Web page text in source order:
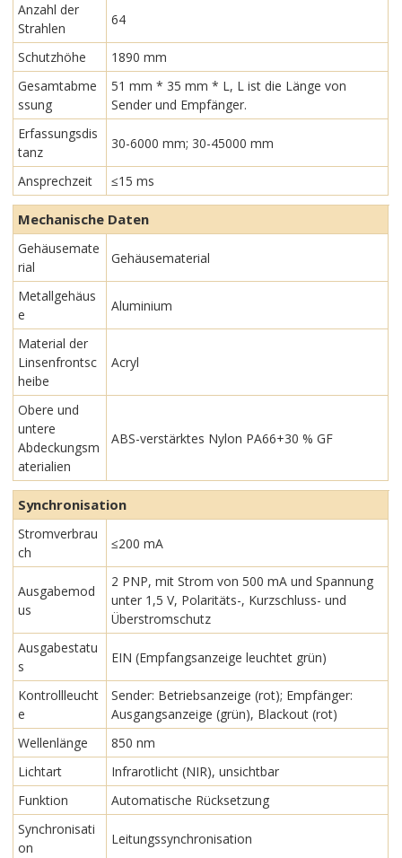
Anzahl der
Strahlen
64
Schutzhöhe
1890 mm
Gesamtabme
ssung
51 mm * 35 mm * L, L ist die Länge von
Sender und Empfänger.
Erfassungsdis
tanz
30-6000 mm; 30-45000 mm
Ansprechzeit ≤15 ms
Mechanische Daten
Gehäusemate
rial
Gehäusematerial
Metallgehäus
e
Aluminium
Material der
Linsenfrontsc
heibe
Acryl
Obere und
untere
Abdeckungsm
aterialien
ABS-verstärktes Nylon PA66+30 % GF
Synchronisation
Stromverbrau
ch
≤200 mA
Ausgabemod
us
2 PNP, mit Strom von 500 mA und Spannung
unter 1,5 V, Polaritäts-, Kurzschluss- und
Überstromschutz
Ausgabestatu
s
EIN (Empfangsanzeige leuchtet grün)
Kontrollleucht
e
Sender: Betriebsanzeige (rot); Empfänger:
Ausgangsanzeige (grün), Blackout (rot)
Wellenlänge
850 nm
Lichtart
Infrarotlicht (NIR), unsichtbar
Funktion
Automatische Rücksetzung
Synchronisati
on
Leitungssynchronisation